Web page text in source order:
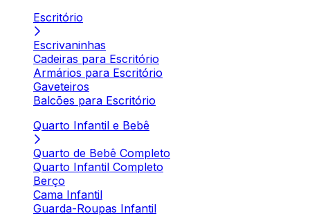
Escritório
Escrivaninhas
Cadeiras para Escritório
Armários para Escritório
Gaveteiros
Balcões para Escritório
Quarto Infantil e Bebê
Quarto de Bebê Completo
Quarto Infantil Completo
Berço
Cama Infantil
Guarda-Roupas Infantil